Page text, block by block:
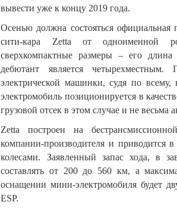
вывести уже к концу 2019 года.
Осенью должна состояться официальная
сити-кара Zetta от одноименной
сверхкомпактные размеры – его
дебютант является
электрической машинки, судя по
электромобиль позиционируется в
грузовой отсек в этом случае и не весьма
Zetta построен на
компании-производителя и приводится
колесами. Заявленный запас хода, в
составлять от 200 до 560 км, а
оснащении мини-электромобиля будет
ESP.